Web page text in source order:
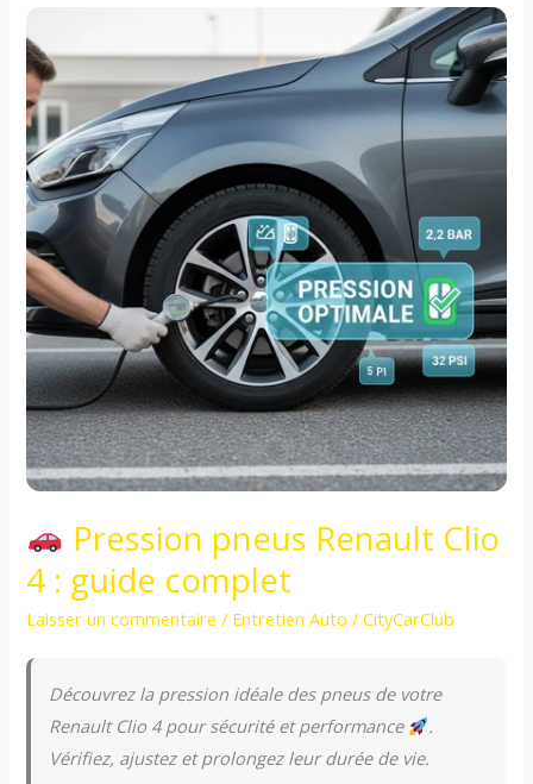
Pression pneus Renault Clio
4 : guide complet
Laisser un commentaire / Entretien Auto /CityCarClub
Découvrez la pression idéale des pneus de votre
Renault Clio 4 pour sécurité et performance
Vérifiez, ajustez et prolongez leur durée de vie.